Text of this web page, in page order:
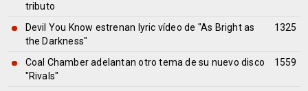
tributo
Devil You Know estrenan lyric vídeo de "As Bright as
the Darkness"
1325
Coal Chamber adelantan otro tema de su nuevo disco
"Rivals"
1559